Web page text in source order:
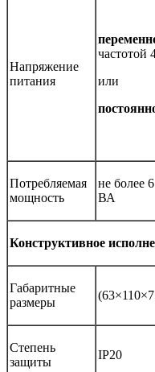
Напряжение
питания
или
Потребляемая
мощность
не более 6
ВА
Конструктивное
Габаритные
размеры
Степень
защиты
IP20